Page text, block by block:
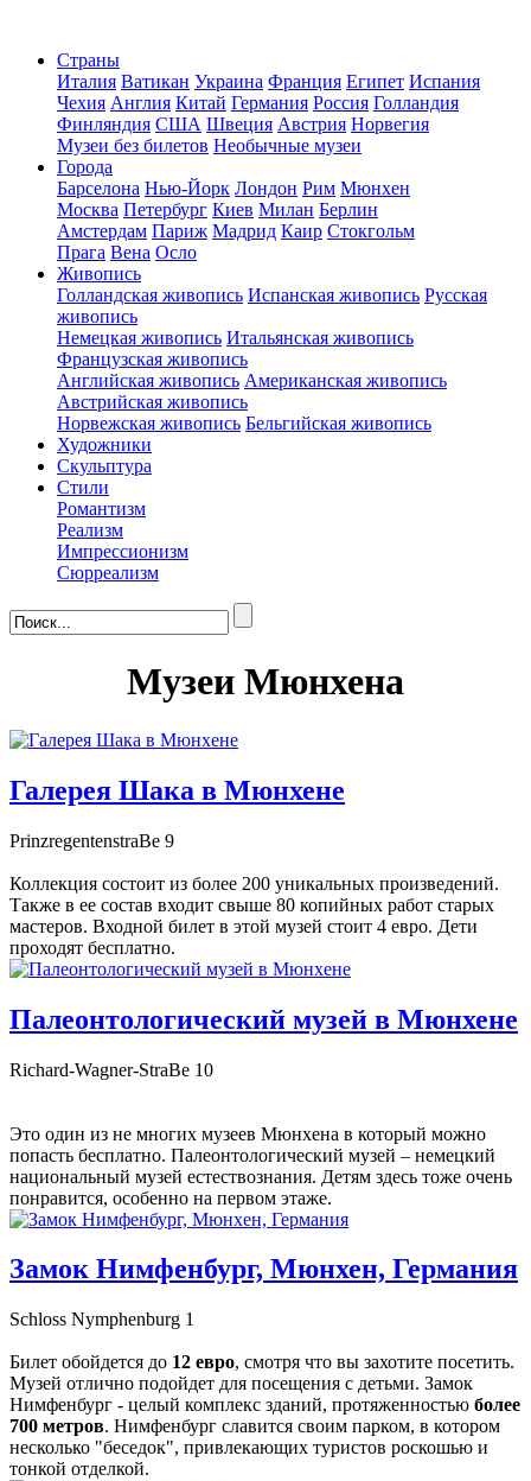
Страны
Италия Ватикан Украина Франция Египет Испания
Чехия Англия Китай Германия Россия Голландия
Финляндия США Швеция Австрия Норвегия
Музеи без билетов Необычные музеи
Города
Барселона Нью-Йорк Лондон Рим Мюнхен
Москва Петербург Киев Милан Берлин
Амстердам Париж Мадрид Каир Стокгольм
Прага Вена Осло
Живопись
Голландская живопись Испанская живопись Русская
живопись
Немецкая живопись Итальянская живопись
Французская живопись
Английская живопись Американская живопись
Австрийская живопись
Норвежская живопись Бельгийская живопись
Художники
Скульптура
Стили
Романтизм
Реализм
Импрессионизм
Сюрреализм
Музеи Мюнхена
Галерея Шака в Мюнхене
PrinzregentenstraBe 9
Коллекция состоит из более 200 уникальных произведений.
Также в ее состав входит свыше 80 копийных работ старых
мастеров. Входной билет в этой музей стоит 4 евро. Дети
проходят бесплатно.
Палеонтологический музей в Мюнхене
Richard-Wagner-StraBe 10
Это один из не многих музеев Мюнхена в который можно
попасть бесплатно. Палеонтологический музей – немецкий
национальный музей естествознания. Детям здесь тоже очень
понравится, особенно на первом этаже.
Замок Нимфенбург, Мюнхен, Германия
Schloss Nymphenburg 1
Билет обойдется до 12 евро, смотря что вы захотите посетить.
Музей отлично подойдет для посещения с детьми. Замок
Нимфенбург - целый комплекс зданий, протяженностью более
700 метров. Нимфенбург славится своим парком, в котором
несколько "беседок", привлекающих туристов роскошью и
тонкой отделкой.